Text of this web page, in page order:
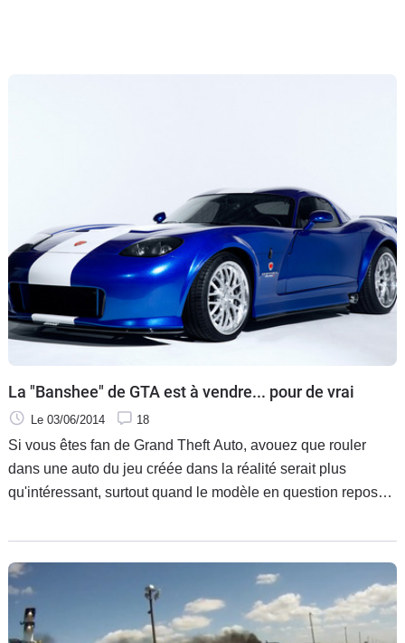
La "Banshee" de GTA est à vendre... pour de vrai
Le 03/06/2014 18
Si vous êtes fan de Grand Theft Auto, avouez que rouler
dans une auto du jeu créée dans la réalité serait plus
qu'intéressant, surtout quand le modèle en question repose
« Banshee » de GTA existe donc bien, et est même à vendre
aux enchères.